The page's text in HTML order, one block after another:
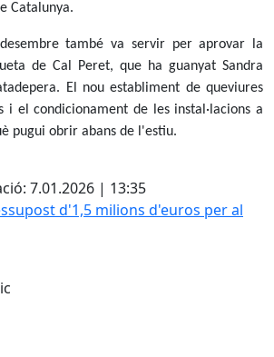
Catalunya.
també va servir per aprovar la
de Cal Peret, que ha guanyat Sandra
El nou establiment de queviures
i el condicionament de les instal·lacions a
pugui obrir abans de l'estiu.
7.01.2026 | 13:35
d'1,5 milions d'euros per al 2026